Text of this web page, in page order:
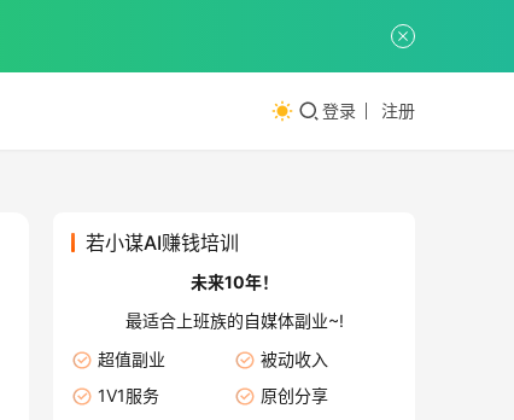
登录 注册
若小谋AI赚钱培训
未来10年！
最适合上班族的自媒体副业~!
超值副业
被动收入
1V1服务
原创分享